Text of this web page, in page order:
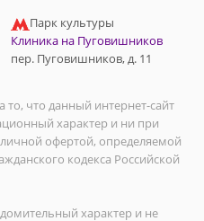
Парк культуры
Клиника на Пуговишников
пер. Пуговишников, д. 11
что данный интернет-сайт
характер и ни при
офертой, определяемой
кодекса Российской
характер и не